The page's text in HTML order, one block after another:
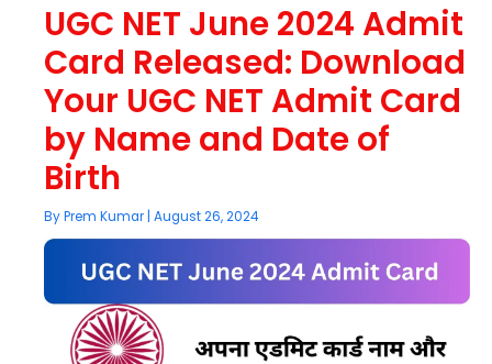
UGC NET June 2024 Admit
Card Released: Download
Your UGC NET Admit Card
by Name and Date of
Birth
ByPrem Kumar August 26, 2024